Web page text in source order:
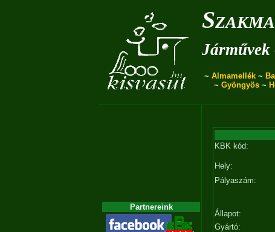
Járművek
~ Almamellék~
~ Gyöngyös~
Partnereink
KBK kód:
Hely:
Pályaszám:
Állapot:
Gyártó: